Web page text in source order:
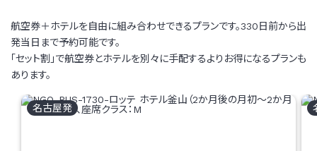
航空券＋ホテルを自由に組み合わせできるプランです。330日前から出
発当日まで予約可能です。
「セット割」で航空券とホテルを別々に手配するよりお得になるプランも
あります。
名古屋発